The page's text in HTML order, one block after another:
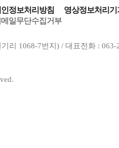
정보처리방침 영상정보처리기
메일무단수집거부
리 1068-7번지) / 대표전화 :